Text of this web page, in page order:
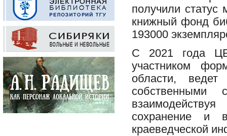
получили
книжный фонд
193000
С 2021 года
участником
области,
собственными
сохранение и
краеведческой